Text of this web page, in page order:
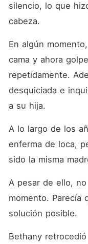
silencio, lo que
cabeza.
En algún
cama y ahora
repetidamente.
desquiciada e
a su hija.
A lo largo de los
enferma de loca,
sido la misma
A pesar de ello,
momento. Parecía
solución posible.
Bethany